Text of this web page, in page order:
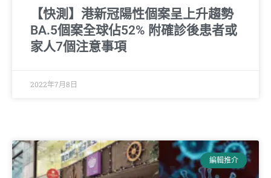
【快測】港新冠陽性個案呈上升趨勢
BA.5個案全球佔52% 附確診後患者或
家人7個注意事項
2022年7月8日
編輯推介